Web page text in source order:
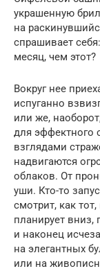
украшенную
на
спрашивает
месяц, чем этот?
Вокруг нее
испуганно
или же,
для эффектного
взглядами
надвигаются
облаков. От
уши. Кто-то
смотрит, как
планирует вниз,
и наконец
на элегантных
или на